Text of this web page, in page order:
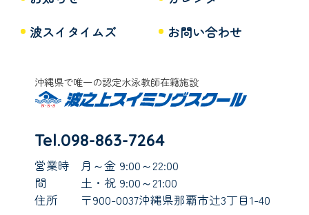
波スイタイムズ
お問い合わせ
沖縄県で唯一の認定水泳教師在籍施設
Tel.098-863-7264
営業時
間
月～金 9:00～22:00
土・祝 9:00～21:00
住所
〒900-0037沖縄県那覇市辻3丁目1-40